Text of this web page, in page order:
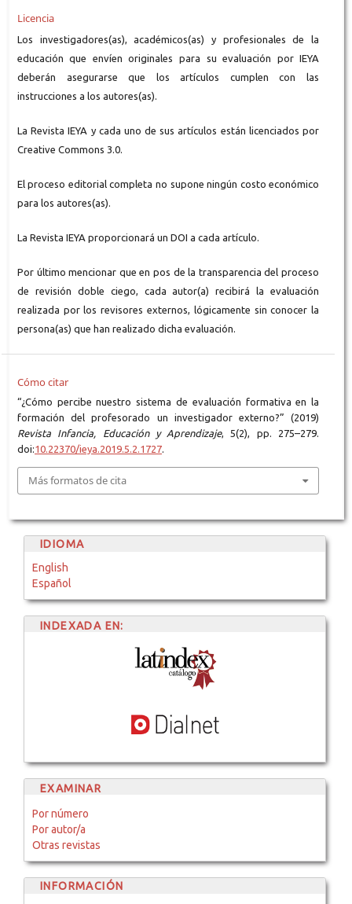
Licencia
Los investigadores(as), académicos(as) y profesionales de la
educación que envíen originales para su evaluación por IEYA
deberán asegurarse que los artículos cumplen con las
instrucciones a los autores(as).
La Revista IEYA y cada uno de sus artículos están licenciados por
Creative Commons 3.0.
El proceso editorial completa no supone ningún costo económico
para los autores(as).
La Revista IEYA proporcionará un DOI a cada artículo.
Por último mencionar que en pos de la transparencia del proceso
de revisión doble ciego, cada autor(a) recibirá la evaluación
realizada por los revisores externos, lógicamente sin conocer la
persona(as) que han realizado dicha evaluación.
Cómo citar
“¿Cómo percibe nuestro sistema de evaluación formativa en la
formación del profesorado un investigador externo?” (2019)
Revista Infancia, Educación y Aprendizaje, 5(2), pp. 275–279.
doi:10.22370/ieya.2019.5.2.1727.
Más formatos de cita
IDIOMA
English
Español
INDEXADA EN:
EXAMINAR
Por número
Por autor/a
Otras revistas
INFORMACIÓN